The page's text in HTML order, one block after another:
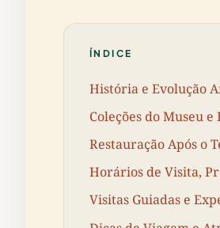
ÍNDICE
História e Evolução
Coleções do Museu
Restauração Após o
Horários de Visita,
Visitas Guiadas e